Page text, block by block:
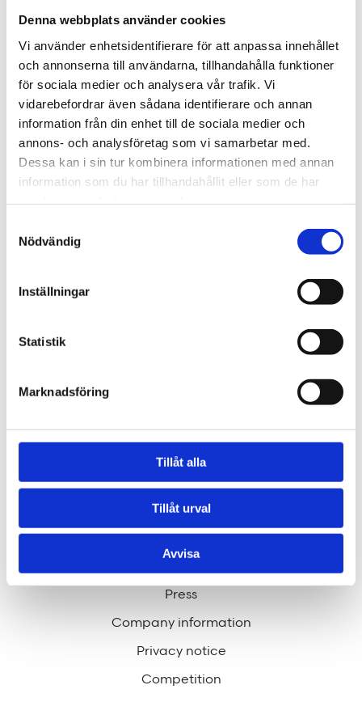
Denna webbplats använder cookies
Vi använder enhetsidentifierare för att anpassa innehållet
och annonserna till användarna, tillhandahålla funktioner
för sociala medier och analysera vår trafik. Vi
vidarebefordrar även sådana identifierare och annan
information från din enhet till de sociala medier och
annons- och analysföretag som vi samarbetar med.
Dessa kan i sin tur kombinera informationen med annan
information som du har tillhandahållit eller som de har
Nödvändig
Inställningar
Statistik
Marknadsföring
Tillåt alla
Tillåt urval
Avvisa
Footer
Welcome to Tengbom! Whatever your question or
enquiry, we look forward to hearing from you.
We are Tengbom
We create sustainable and beautiful architecture
that strenghtens our clients as well as our society.
Work with us
help us make the world a better place.
Our services
any kind of building or space. How may we help
hej@tengbom.se
Press
Company information
Privacy notice
Competition